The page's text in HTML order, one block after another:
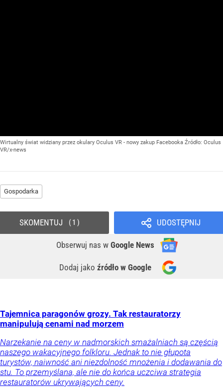
Wirtualny świat widziany przez okulary Oculus VR - nowy zakup Facebooka Źródło: Oculus
VR/x-news
Gospodarka
UDOSTĘPNIJ
Obserwuj nas w Google News
Dodaj jako źródło w Google
SKOMENTUJ 1
Tajemnica paragonów grozy. Tak restauratorzy
manipulują cenami nad morzem
Narzekanie na ceny w nadmorskich smażalniach są częścią
naszego wakacyjnego folkloru. Jednak to nie głupota
turystów, naiwność ani niezdolność mnożenia i dodawania do
stu. To przemyślana, ale nie do końca uczciwa strategia
restauratorów ukrywających ceny.